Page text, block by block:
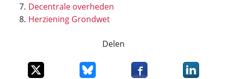
Decentrale overheden
Herziening Grondwet
Delen
Deel dit item op XDeel dit item op Bluesky
Deel dit item opDeel dit